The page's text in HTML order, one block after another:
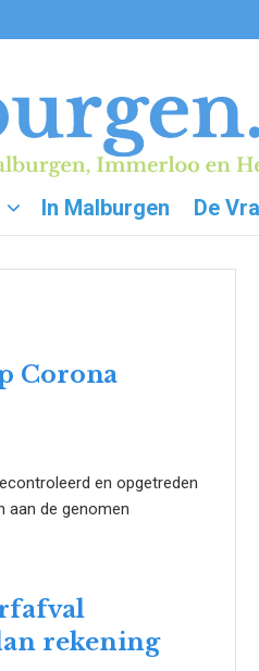
In Malburgen De
Corona
en opgetreden
aan de genomen
rekening